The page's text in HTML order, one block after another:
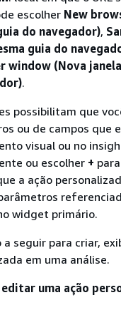
escolher New
do navegador),
guia do
window (Nova
.
possibilitam que
ou de campos que
visual ou no
ou escolher +
a ação
widget primário.
a seguir para criar,
em uma análise.
uma ação